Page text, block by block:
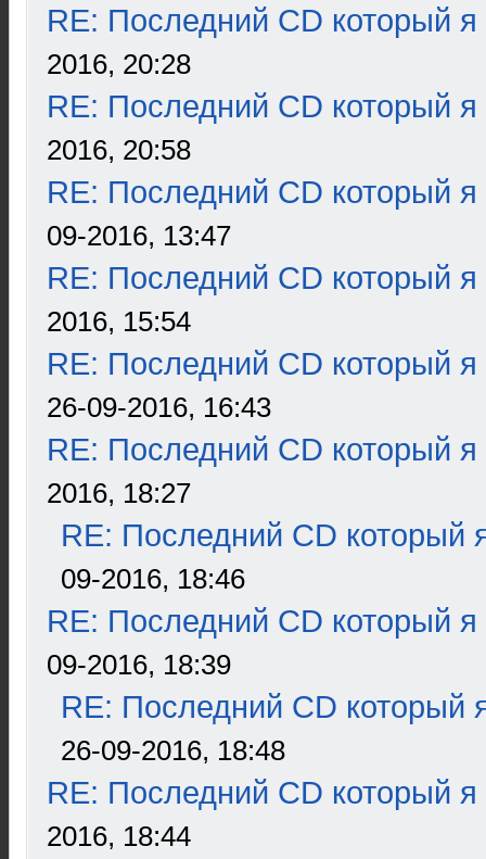
RE: Последний CD который я
2016, 20:28
RE: Последний CD который я
2016, 20:58
RE: Последний CD который я
09-2016, 13:47
RE: Последний CD который я
2016, 15:54
RE: Последний CD который я
26-09-2016, 16:43
RE: Последний CD который я
2016, 18:27
RE: Последний CD который
09-2016, 18:46
RE: Последний CD который я
09-2016, 18:39
RE: Последний CD который
26-09-2016, 18:48
RE: Последний CD который я
2016, 18:44